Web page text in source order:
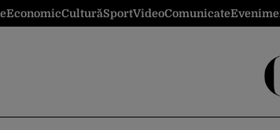
EconomicCulturăSportVideoComunicate